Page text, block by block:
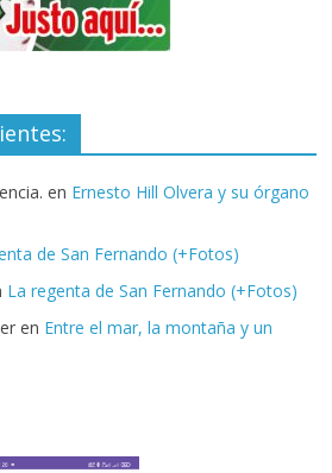
en Ernesto Hill Olvera y su órgano
de San Fernando (+Fotos)
La regenta de San Fernando (+Fotos)
en Entre el mar, la montaña y un